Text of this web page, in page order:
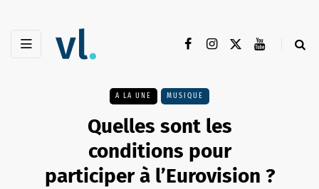
A LA UNE MUSIQUE
Quelles sont les
conditions pour
participer à l’Eurovision ?